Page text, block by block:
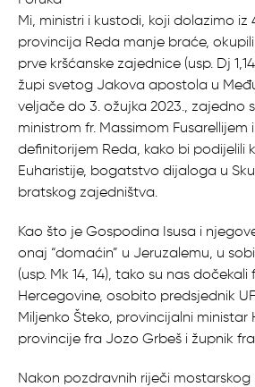
Mi, ministri i kustodi, koji dolazimo iz
provincija Reda manje braće,
prve kršćanske zajednice (usp. Dj
župi svetog Jakova apostola u
veljače do 3. ožujka 2023., zajedno
ministrom fr. Massimom Fusarellijem
definitorijem Reda, kako bi podijelili
Euharistije, bogatstvo dijaloga u
bratskog zajedništva.
Kao što je Gospodina Isusa i
onaj “domaćin” u Jeruzalemu, u
(usp. Mk 14, 14), tako su nas
Hercegovine, osobito predsjednik
Miljenko Šteko, provincijalni ministar
provincije fra Jozo Grbeš i župnik
Nakon pozdravnih riječi mostarskog